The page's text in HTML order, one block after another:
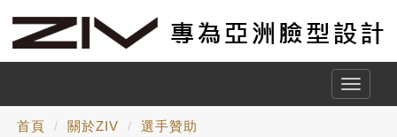
Toggle
首頁 關於ZIV 選手贊助